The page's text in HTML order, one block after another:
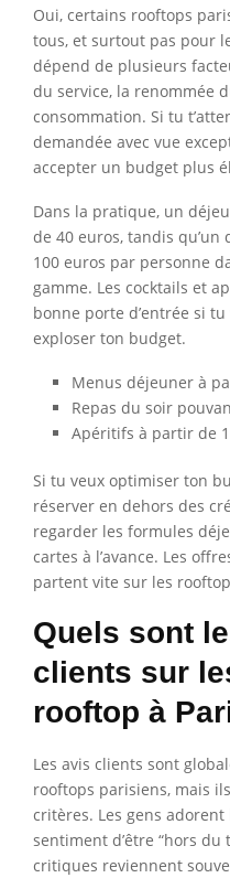
Oui, certains rooftops
tous, et surtout pas pour
dépend de plusieurs
du service, la renommée
consommation. Si tu
demandée avec vue
accepter un budget plus
Dans la pratique, un
de 40 euros, tandis
100 euros par personne
gamme. Les cocktails et
bonne porte d’entrée si
exploser ton budget.
Menus déjeuner à
Repas du soir
Apéritifs à partir de
Si tu veux optimiser ton
réserver en dehors des
regarder les formules
cartes à l’avance. Les
partent vite sur les
Quels sont
clients sur
rooftop à
Les avis clients sont
rooftops parisiens, mais
critères. Les gens adorent
sentiment d’être “hors du
critiques reviennent